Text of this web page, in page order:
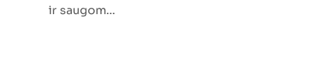
ir saugom…